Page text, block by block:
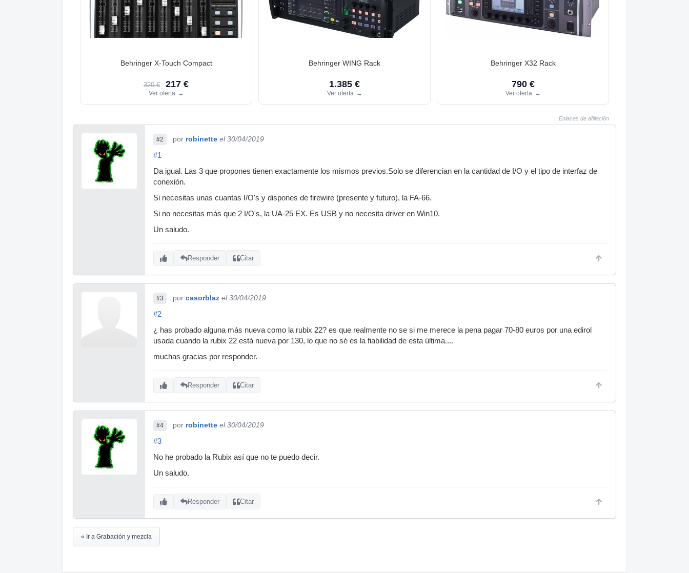
Behringer X-Touch Compact
320 € 217 €
Ver oferta →
Behringer WING Rack
1.385 €
Ver oferta →
Behringer X32 Rack
790 €
Ver oferta →
Enlaces de afiliación
#2 por robinette el 30/04/2019
#1
Da igual. Las 3 que propones tienen exactamente los mismos previos.Solo se diferencian en la cantidad de I/O y el tipo de interfaz de
conexión.
Si necesitas unas cuantas I/O's y dispones de firewire (presente y futuro), la FA-66.
Si no necesitas más que 2 I/O's, la UA-25 EX. Es USB y no necesita driver en Win10.
Un saludo.
Responder Citar
#3 por casorblaz el 30/04/2019
#2
¿ has probado alguna más nueva como la rubix 22? es que realmente no se si me merece la pena pagar 70-80 euros por una edirol
usada cuando la rubix 22 está nueva por 130, lo que no sé es la fiabilidad de esta última....
muchas gracias por responder.
Responder Citar
#4 por robinette el 30/04/2019
#3
No he probado la Rubix así que no te puedo decir.
Un saludo.
Responder Citar
« Ir a Grabación y mezcla